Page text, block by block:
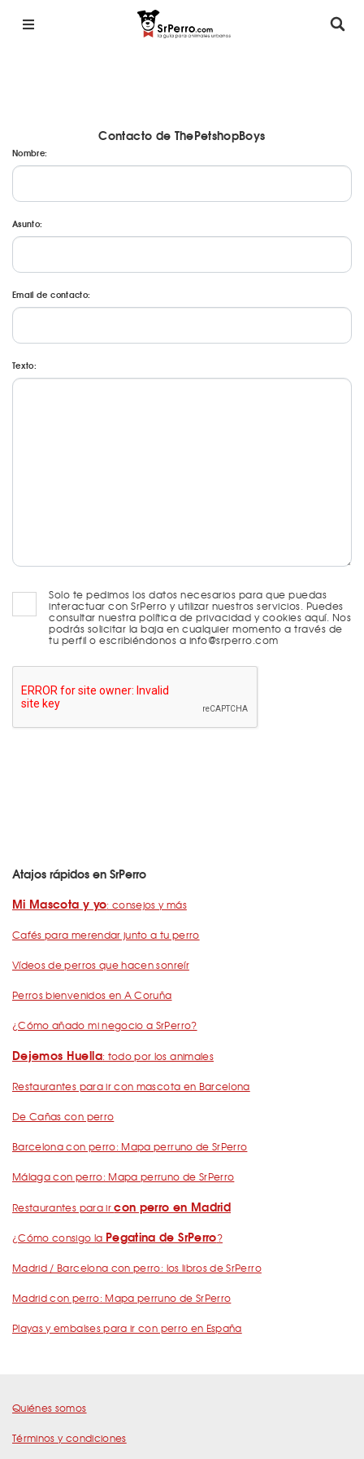
Contacto de ThePetshopBoys
Nombre:
Asunto:
Email de contacto:
Texto:
Solo te pedimos los datos necesarios para que puedas
interactuar con SrPerro y utilizar nuestros servicios. Puedes
consultar nuestra política de privacidad y cookies aquí. Nos
podrás solicitar la baja en cualquier momento a través de
tu perfil o escribiéndonos a info@srperro.com
Atajos rápidos en SrPerro
Mi Mascota y yo: consejos y más
Cafés para merendar junto a tu perro
Vídeos de perros que hacen sonreír
Perros bienvenidos en A Coruña
¿Cómo añado mi negocio a SrPerro?
Dejemos Huella: todo por los animales
Restaurantes para ir con mascota en Barcelona
De Cañas con perro
Barcelona con perro: Mapa perruno de SrPerro
Málaga con perro: Mapa perruno de SrPerro
Restaurantes para ircon perro en Madrid
¿Cómo consigo la Pegatina de SrPerro?
Madrid / Barcelona con perro: los libros de SrPerro
Madrid con perro: Mapa perruno de SrPerro
Playas y embalses para ir con perro en España
Quiénes somos
Términos y condiciones